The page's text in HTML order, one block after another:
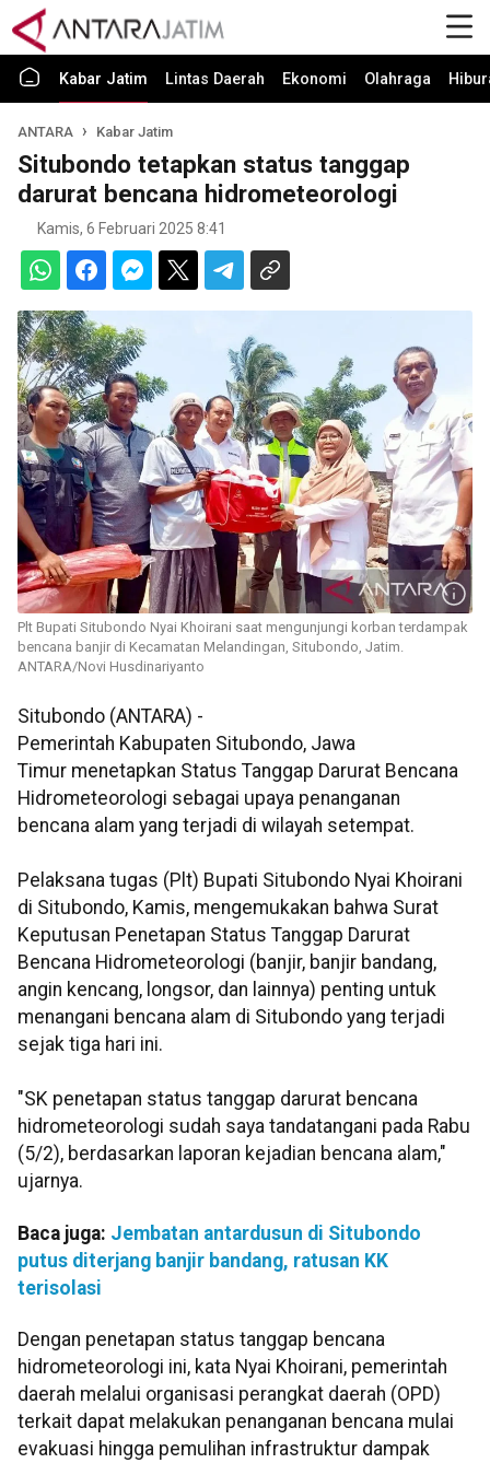
Kabar Jatim Lintas Daerah Ekonomi Olahraga
ANTARA Kabar Jatim
Situbondo tetapkan status tanggap
darurat bencana hidrometeorologi
Kamis, 6 Februari 2025 8:41
Plt Bupati Situbondo Nyai Khoirani saat mengunjungi korban terdampak
bencana banjir di Kecamatan Melandingan, Situbondo, Jatim.
ANTARA/Novi Husdinariyanto
Situbondo (ANTARA) -
Pemerintah Kabupaten Situbondo, Jawa
Timur menetapkan Status Tanggap Darurat Bencana
Hidrometeorologi sebagai upaya penanganan
bencana alam yang terjadi di wilayah setempat.
Pelaksana tugas (Plt) Bupati Situbondo Nyai Khoirani
di Situbondo, Kamis, mengemukakan bahwa Surat
Keputusan Penetapan Status Tanggap Darurat
Bencana Hidrometeorologi (banjir, banjir bandang,
angin kencang, longsor, dan lainnya) penting untuk
menangani bencana alam di Situbondo yang terjadi
sejak tiga hari ini.
"SK penetapan status tanggap darurat bencana
hidrometeorologi sudah saya tandatangani pada Rabu
(5/2), berdasarkan laporan kejadian bencana alam,"
ujarnya.
Baca juga: Jembatan antardusun di Situbondo
putus diterjang banjir bandang, ratusan KK
terisolasi
Dengan penetapan status tanggap bencana
hidrometeorologi ini, kata Nyai Khoirani, pemerintah
daerah melalui organisasi perangkat daerah (OPD)
terkait dapat melakukan penanganan bencana mulai
evakuasi hingga pemulihan infrastruktur dampak